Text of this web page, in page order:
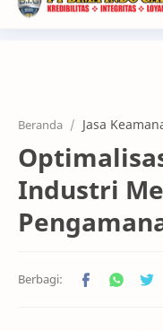
Beranda Jasa
Industri